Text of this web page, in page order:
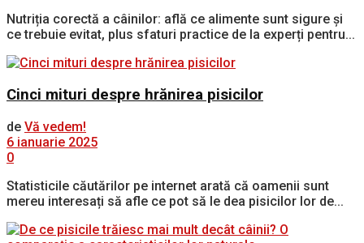
Nutriția corectă a câinilor: află ce alimente sunt sigure și
ce trebuie evitat, plus sfaturi practice de la experți pentru...
Cinci mituri despre hrănirea pisicilor
de Vă vedem!
6 ianuarie 2025
0
Statisticile căutărilor pe internet arată că oamenii sunt
mereu interesați să afle ce pot să le dea pisicilor lor de...